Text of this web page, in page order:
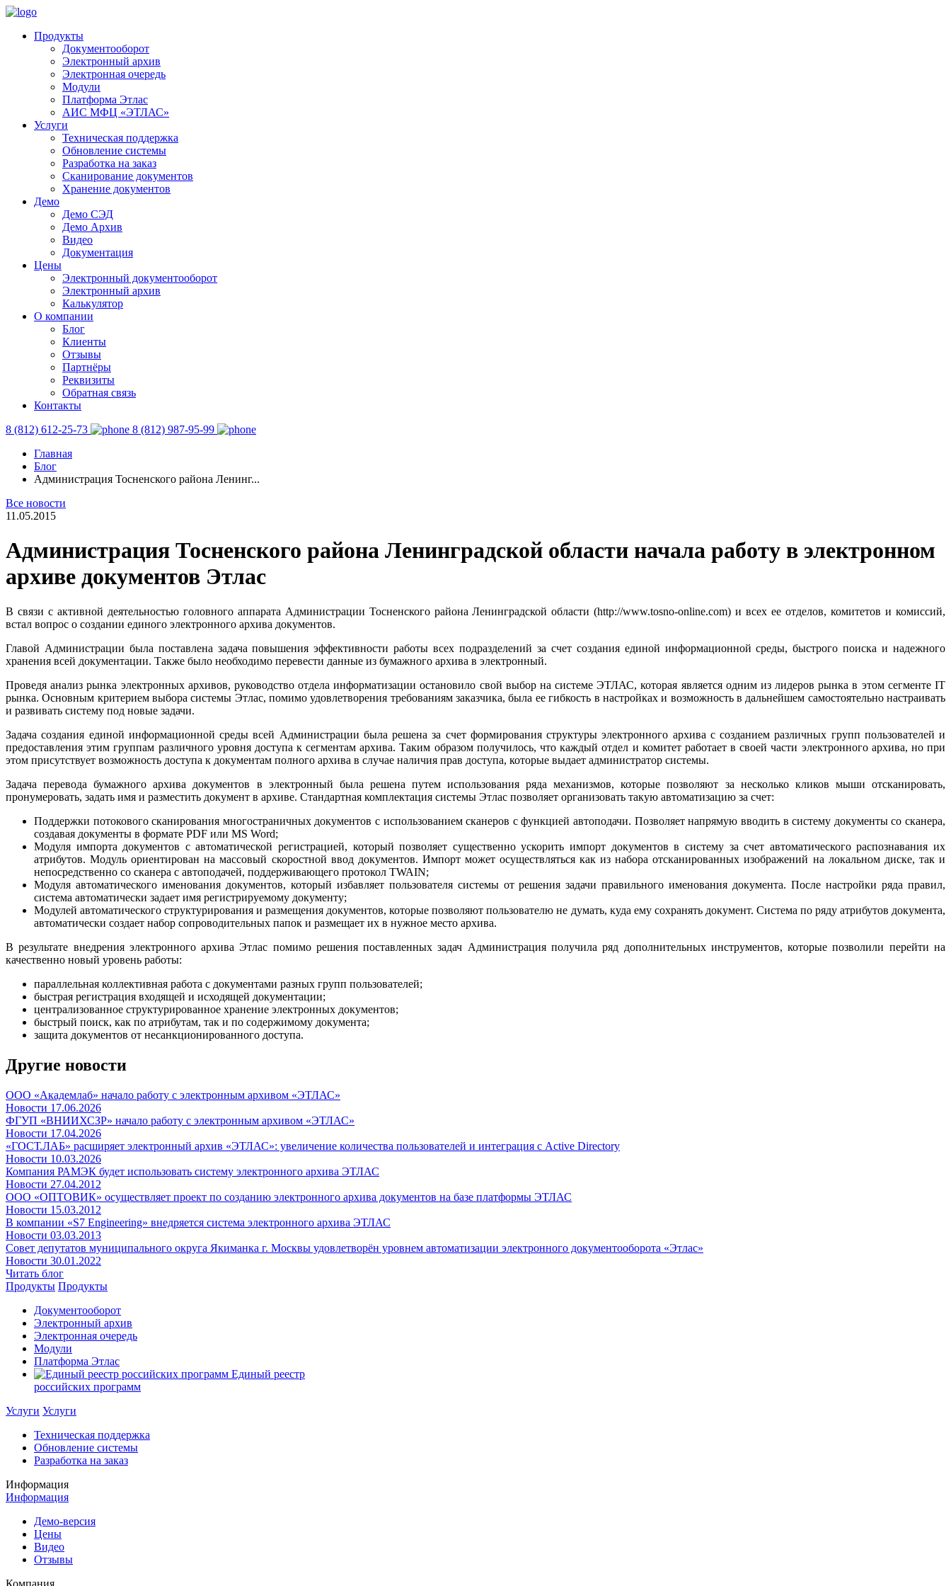
Продукты
Документооборот
Электронный архив
Электронная очередь
Модули
Платформа Этлас
АИС МФЦ «ЭТЛАС»
Услуги
Техническая поддержка
Обновление системы
Разработка на заказ
Сканирование документов
Хранение документов
Демо
Демо СЭД
Демо Архив
Видео
Документация
Цены
Электронный документооборот
Электронный архив
Калькулятор
О компании
Блог
Клиенты
Отзывы
Партнёры
Реквизиты
Обратная связь
Контакты
8 (812) 612-25-73
8 (812) 987-95-99
Главная
Блог
Администрация Тосненского района Ленинг...
Все новости
11.05.2015
Администрация Тосненского района Ленинградской области начала работу в электронном
архиве документов Этлас
В связи с активной деятельностью головного аппарата Администрации Тосненского района Ленинградской области (http://www.tosno-online.com) и всех ее отделов, комитетов и комиссий,
встал вопрос о создании единого электронного архива документов.
Главой Администрации была поставлена задача повышения эффективности работы всех подразделений за счет создания единой информационной среды, быстрого поиска и надежного
хранения всей документации. Также было необходимо перевести данные из бумажного архива в электронный.
Проведя анализ рынка электронных архивов, руководство отдела информатизации остановило свой выбор на системе ЭТЛАС, которая является одним из лидеров рынка в этом сегменте IT
рынка. Основным критерием выбора системы Этлас, помимо удовлетворения требованиям заказчика, была ее гибкость в настройках и возможность в дальнейшем самостоятельно настраивать
и развивать систему под новые задачи.
Задача создания единой информационной среды всей Администрации была решена за счет формирования структуры электронного архива с созданием различных групп пользователей и
предоставления этим группам различного уровня доступа к сегментам архива. Таким образом получилось, что каждый отдел и комитет работает в своей части электронного архива, но при
этом присутствует возможность доступа к документам полного архива в случае наличия прав доступа, которые выдает администратор системы.
Задача перевода бумажного архива документов в электронный была решена путем использования ряда механизмов, которые позволяют за несколько кликов мыши отсканировать,
пронумеровать, задать имя и разместить документ в архиве. Стандартная комплектация системы Этлас позволяет организовать такую автоматизацию за счет:
Поддержки потокового сканирования многостраничных документов с использованием сканеров с функцией автоподачи. Позволяет напрямую вводить в систему документы со сканера,
создавая документы в формате PDF или MS Word;
Модуля импорта документов с автоматической регистрацией, который позволяет существенно ускорить импорт документов в систему за счет автоматического распознавания их
атрибутов. Модуль ориентирован на массовый скоростной ввод документов. Импорт может осуществляться как из набора отсканированных изображений на локальном диске, так и
непосредственно со сканера с автоподачей, поддерживающего протокол TWAIN;
Модуля автоматического именования документов, который избавляет пользователя системы от решения задачи правильного именования документа. После настройки ряда правил,
система автоматически задает имя регистрируемому документу;
Модулей автоматического структурирования и размещения документов, которые позволяют пользователю не думать, куда ему сохранять документ. Система по ряду атрибутов документа,
автоматически создает набор сопроводительных папок и размещает их в нужное место архива.
В результате внедрения электронного архива Этлас помимо решения поставленных задач Администрация получила ряд дополнительных инструментов, которые позволили перейти на
качественно новый уровень работы:
параллельная коллективная работа с документами разных групп пользователей;
быстрая регистрация входящей и исходящей документации;
централизованное структурированное хранение электронных документов;
быстрый поиск, как по атрибутам, так и по содержимому документа;
защита документов от несанкционированного доступа.
Другие новости
ООО «Академлаб» начало работу с электронным архивом «ЭТЛАС»
Новости 17.06.2026
ФГУП «ВНИИХСЗР» начало работу с электронным архивом «ЭТЛАС»
Новости 17.04.2026
«ГОСТ.ЛАБ» расширяет электронный архив «ЭТЛАС»: увеличение количества пользователей и интеграция с Active Directory
Новости 10.03.2026
Компания РАМЭК будет использовать систему электронного архива ЭТЛАС
Новости 27.04.2012
ООО «ОПТОВИК» осуществляет проект по созданию электронного архива документов на базе платформы ЭТЛАС
Новости 15.03.2012
В компании «S7 Engineering» внедряется система электронного архива ЭТЛАС
Новости 03.03.2013
Совет депутатов муниципального округа Якиманка г. Москвы удовлетворён уровнем автоматизации электронного документооборота «Этлас»
Новости 30.01.2022
Читать блог
Продукты Продукты
Документооборот
Электронный архив
Электронная очередь
Модули
Платформа Этлас
Единый реестр
российских программ
Услуги Услуги
Техническая поддержка
Обновление системы
Разработка на заказ
Информация
Информация
Демо-версия
Цены
Видео
Отзывы
Компания